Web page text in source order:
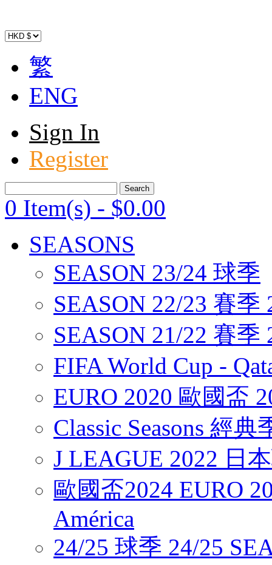
繁
ENG
Sign In
Register
0 Item(s) - $0.00
SEASONS
SEASON 23/24 球季
SEASON 22/23 賽季
SEASON 21/22 賽季
FIFA World Cup -
EURO 2020 歐國盃
Classic Seasons 經典
J LEAGUE 2022 日
歐國盃2024 EURO
América
24/25 球季 24/25